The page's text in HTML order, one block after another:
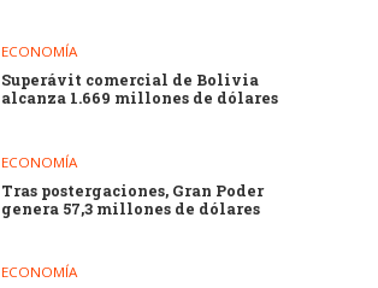
ECONOMÍA
Superávit comercial de Bolivia
alcanza 1.669 millones de dólares
ECONOMÍA
Tras postergaciones, Gran Poder
genera 57,3 millones de dólares
ECONOMÍA